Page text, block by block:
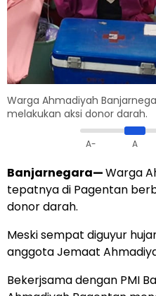
Warga Ahmadiyah
melakukan aksi donor darah.
A- A
Banjarnegara—Warga
tepatnya di Pagentan
donor darah.
Meski sempat diguyur
anggota Jemaat
Bekerjsama dengan PMI